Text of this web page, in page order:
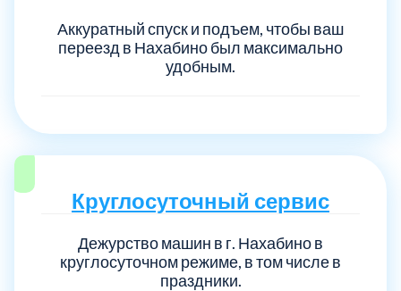
Аккуратный спуск и подъем, чтобы ваш
переезд в Нахабино был максимально
удобным.
Круглосуточный сервис
Дежурство машин в г. Нахабино в
круглосуточном режиме, в том числе в
праздники.